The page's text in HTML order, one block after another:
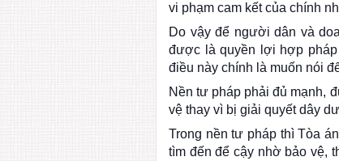
vi phạm cam kết của chính
Do vậy để người dân và
được là quyền lợi hợp
điều này chính là muốn nói
Nền tư pháp phải đủ mạnh,
vệ thay vì bị giải quyết dây
Trong nền tư pháp thì Tòa
tìm đến để cậy nhờ bảo vệ,